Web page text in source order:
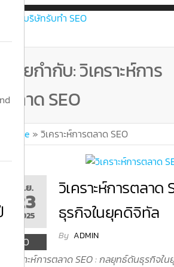
the
ทำ
SEO
แรก
ป้ายกำกับ:วิเคราะห์การ
ตลาด SEO
Home » วิเคราะห์การตลาด SEO
ก.ย.
23
2025
0
วิเคราะห์การตลาด
ธุรกิจในยุคดิจิทัล
By ADMIN
วิเคราะห์การตลาด SEO : กลยุทธ์ดันธุรกิจใ